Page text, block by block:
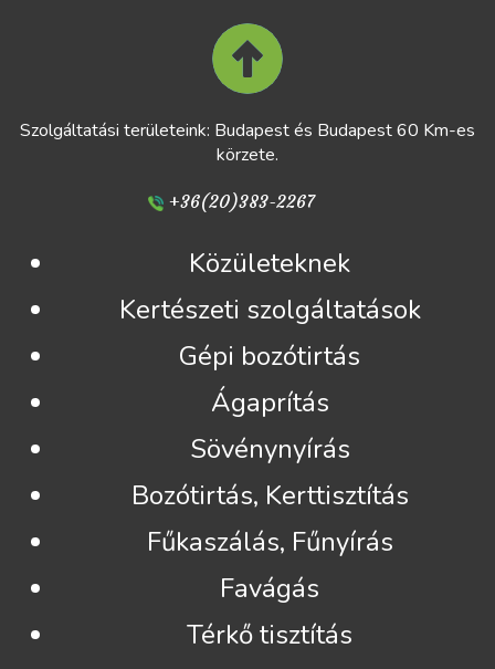
Szolgáltatási területeink: Budapest és Budapest 60 Km-es
körzete.
+36(20)383-2267
Közületeknek
Kertészeti szolgáltatások
Gépi bozótirtás
Ágaprítás
Sövénynyírás
Bozótirtás, Kerttisztítás
Fűkaszálás, Fűnyírás
Favágás
Térkő tisztítás